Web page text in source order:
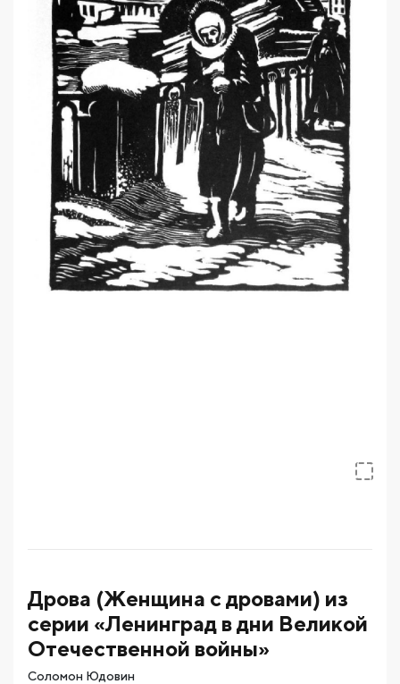
Дрова (Женщина с дровами) из
серии «Ленинград в дни Великой
Отечественной войны»
Соломон Юдовин